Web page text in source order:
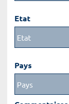
Etat
Pays